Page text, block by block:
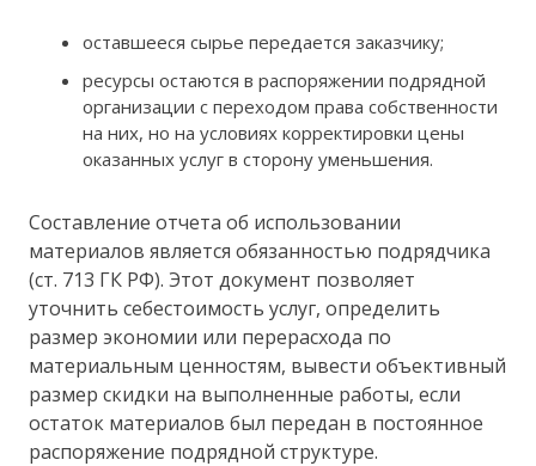
оставшееся сырье передается заказчику;
ресурсы остаются в распоряжении подрядной
организации с переходом права собственности
на них, но на условиях корректировки цены
оказанных услуг в сторону уменьшения.
Составление отчета об использовании
материалов является обязанностью подрядчика
(ст. 713 ГК РФ). Этот документ позволяет
уточнить себестоимость услуг, определить
размер экономии или перерасхода по
материальным ценностям, вывести объективный
размер скидки на выполненные работы, если
остаток материалов был передан в постоянное
распоряжение подрядной структуре.